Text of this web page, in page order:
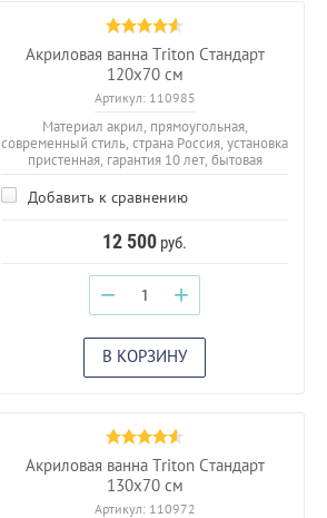
Акриловая ванна Triton Стандарт
120x70 см
Артикул:110985
Материал акрил, прямоугольная,
современный стиль, страна Россия, установка
пристенная, гарантия 10 лет, бытовая
Добавить к сравнению
12 500 руб.
− +
В КОРЗИНУ
Акриловая ванна Triton Стандарт
130x70 см
Артикул:110972